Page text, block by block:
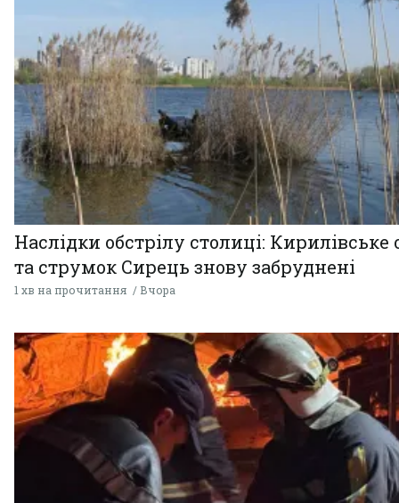
Наслідки обстрілу столиці: Кирилівське
та струмок Сирець знову забруднені
1 хв на прочитання Вчора